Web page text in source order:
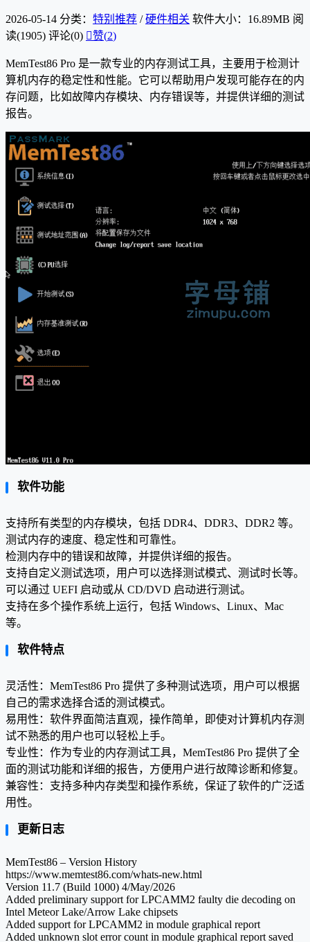
2026-05-14 分类： 特别推荐 /硬件相关 软件大小：16.89MB 阅
读(1905) 评论(0) 赞(2)
MemTest86 Pro 是一款专业的内存测试工具，主要用于检测计
算机内存的稳定性和性能。它可以帮助用户发现可能存在的内
存问题，比如故障内存模块、内存错误等，并提供详细的测试
报告。
软件功能
支持所有类型的内存模块，包括 DDR4、DDR3、DDR2 等。
测试内存的速度、稳定性和可靠性。
检测内存中的错误和故障，并提供详细的报告。
支持自定义测试选项，用户可以选择测试模式、测试时长等。
可以通过 UEFI 启动或从 CD/DVD 启动进行测试。
支持在多个操作系统上运行，包括 Windows、Linux、Mac
等。
软件特点
灵活性：MemTest86 Pro 提供了多种测试选项，用户可以根据
自己的需求选择合适的测试模式。
易用性：软件界面简洁直观，操作简单，即使对计算机内存测
试不熟悉的用户也可以轻松上手。
专业性：作为专业的内存测试工具，MemTest86 Pro 提供了全
面的测试功能和详细的报告，方便用户进行故障诊断和修复。
兼容性：支持多种内存类型和操作系统，保证了软件的广泛适
用性。
更新日志
MemTest86 – Version History
https://www.memtest86.com/whats-new.html
Version 11.7 (Build 1000) 4/May/2026
Added preliminary support for LPCAMM2 faulty die decoding on
Intel Meteor Lake/Arrow Lake chipsets
Added support for LPCAMM2 in module graphical report
Added unknown slot error count in module graphical report saved